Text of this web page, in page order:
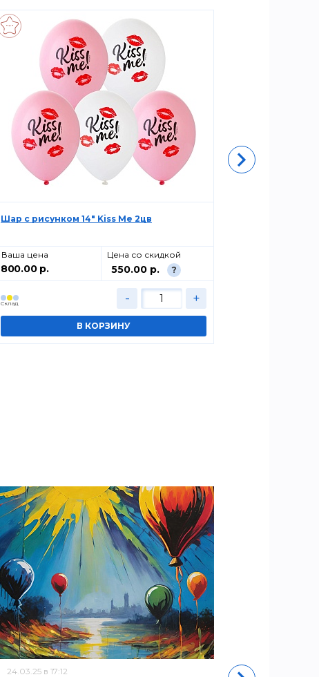
Шар с рисунком 14" Kiss Me 2цв
Ваша цена
800.00 р.
Цена со скидкой
550.00 р. ?
Cклад - +
24.03.25 в 17:12